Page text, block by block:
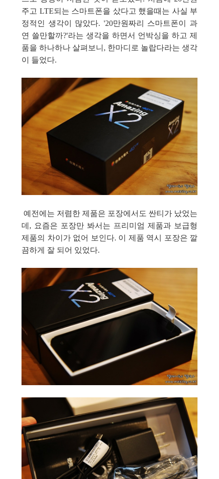
주고 LTE되는 스마트폰을 샀다고 했을때는 사실 부
정적인 생각이 많았다. '20만원짜리 스마트폰이 과
연 쓸만할까?'라는 생각을 하면서 언박싱을 하고 제
품을 하나하나 살펴보니, 한마디로 놀랍다라는 생각
이 들었다.
예전에는 저렴한 제품은 포장에서도 싼티가 났었는
데, 요즘은 포장만 봐서는 프리미엄 제품과 보급형
제품의 차이가 없어 보인다. 이 제품 역시 포장은 깔
끔하게 잘 되어 있었다.